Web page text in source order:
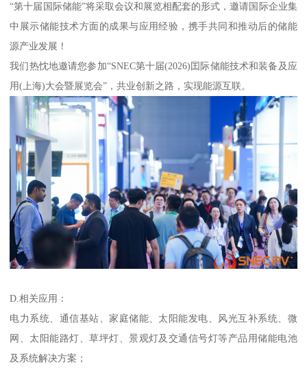
“第十届国际储能”将采取会议和展览相配套的形式，邀请国际企业集
中展示储能技术方面的成果与应用经验，携手共同和推动后的储能
源产业发展！
我们热忱地邀请您参加“SNEC第十届(2026)囯际储能技术和装备及应
用(上海)大会暨展览会”，共业创新之路，实现能源互联。
D.相关应用：
电力系统、通信基站、家庭储能、太阳能发电、风光互补系统、微
网、太阳能路灯、草坪灯、景观灯及交通信号灯等产品用储能电池
及系统解决方案；